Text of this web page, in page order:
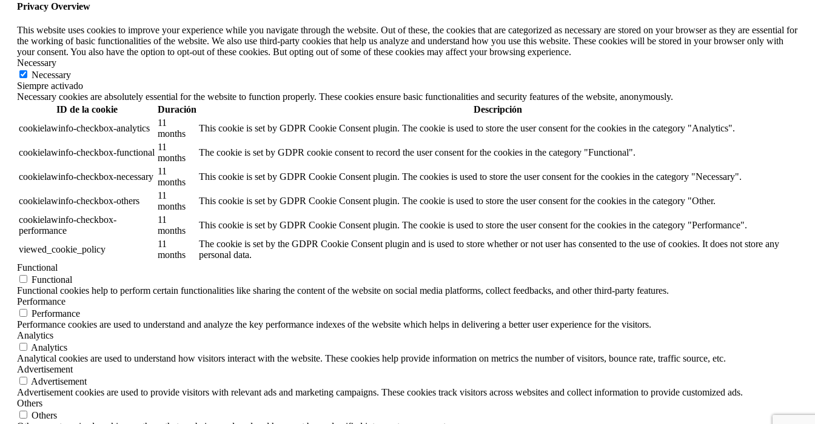
Privacy Overview
This website uses cookies to improve your experience while you navigate through the website. Out of these, the cookies that are categorized as necessary are stored on your browser as they are essential for
the working of basic functionalities of the website. We also use third-party cookies that help us analyze and understand how you use this website. These cookies will be stored in your browser only with
your consent. You also have the option to opt-out of these cookies. But opting out of some of these cookies may affect your browsing experience.
Necessary
Necessary
Siempre activado
Necessary cookies are absolutely essential for the website to function properly. These cookies ensure basic functionalities and security features of the website, anonymously.
ID de la cookie
Duración
Descripción
cookielawinfo-checkbox-analytics
11
months
This cookie is set by GDPR Cookie Consent plugin. The cookie is used to store the user consent for the cookies in the category "Analytics".
cookielawinfo-checkbox-functional
11
months
The cookie is set by GDPR cookie consent to record the user consent for the cookies in the category "Functional".
cookielawinfo-checkbox-necessary
11
months
This cookie is set by GDPR Cookie Consent plugin. The cookies is used to store the user consent for the cookies in the category "Necessary".
cookielawinfo-checkbox-others
11
months
This cookie is set by GDPR Cookie Consent plugin. The cookie is used to store the user consent for the cookies in the category "Other.
cookielawinfo-checkbox-
performance
11
months
This cookie is set by GDPR Cookie Consent plugin. The cookie is used to store the user consent for the cookies in the category "Performance".
viewed_cookie_policy
11
months
The cookie is set by the GDPR Cookie Consent plugin and is used to store whether or not user has consented to the use of cookies. It does not store any
personal data.
Functional
Functional
Functional cookies help to perform certain functionalities like sharing the content of the website on social media platforms, collect feedbacks, and other third-party features.
Performance
Performance
Performance cookies are used to understand and analyze the key performance indexes of the website which helps in delivering a better user experience for the visitors.
Analytics
Analytics
Analytical cookies are used to understand how visitors interact with the website. These cookies help provide information on metrics the number of visitors, bounce rate, traffic source, etc.
Advertisement
Advertisement
Advertisement cookies are used to provide visitors with relevant ads and marketing campaigns. These cookies track visitors across websites and collect information to provide customized ads.
Others
Others